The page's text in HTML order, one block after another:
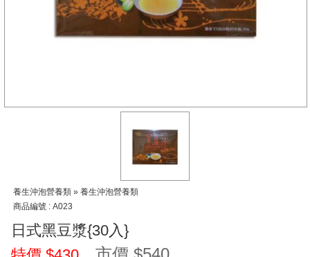
養生沖泡營養類 » 養生沖泡營養類
商品編號 : A023
日式黑豆漿{30入}